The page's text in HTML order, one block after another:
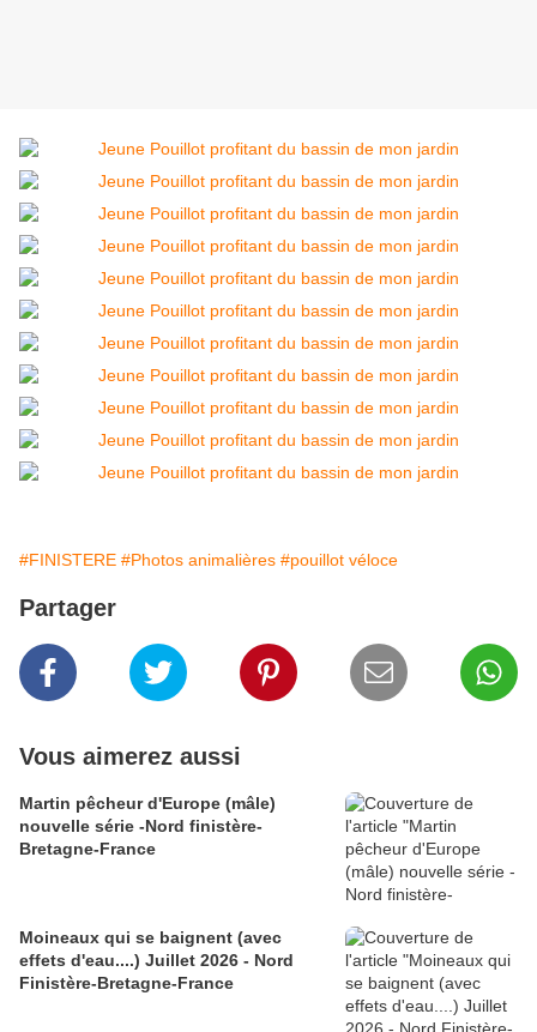
#FINISTERE #Photos animalières #pouillot véloce
Partager
Vous aimerez aussi
Martin pêcheur d'Europe (mâle)
nouvelle série -Nord finistère-
Bretagne-France
Moineaux qui se baignent (avec
effets d'eau....) Juillet 2026 - Nord
Finistère-Bretagne-France